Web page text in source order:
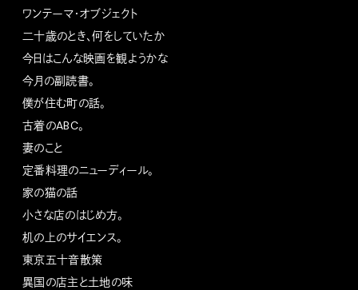
ワンテーマ・オブジェクト
二十歳のとき、何をしていたか
今日はこんな映画を観ようかな
今月の副読書。
僕が住む町の話。
古着のABC。
妻のこと
定番料理のニューディール。
家の猫の話
小さな店のはじめ方。
机の上のサイエンス。
東京五十音散策
異国の店主と土地の味